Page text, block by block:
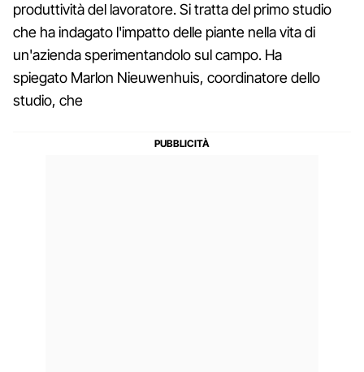
produttività del lavoratore. Si tratta del primo studio
che ha indagato l'impatto delle piante nella vita di
un'azienda sperimentandolo sul campo. Ha
spiegato Marlon Nieuwenhuis, coordinatore dello
studio, che